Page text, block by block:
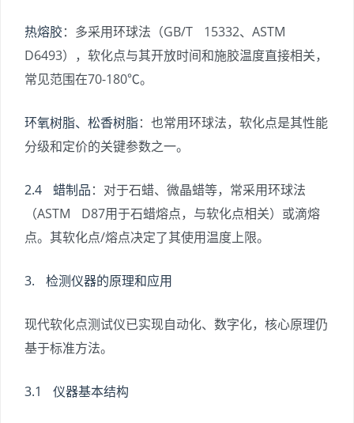
热熔胶：多采用环球法（GB/T 15332、ASTM
D6493），软化点与其开放时间和施胶温度直接相关，
常见范围在70-180℃。
环氧树脂、松香树脂：也常用环球法，软化点是其性能
分级和定价的关键参数之一。
2.4 蜡制品：对于石蜡、微晶蜡等，常采用环球法
（ASTM D87用于石蜡熔点，与软化点相关）或滴熔
点。其软化点/熔点决定了其使用温度上限。
3. 检测仪器的原理和应用
现代软化点测试仪已实现自动化、数字化，核心原理仍
基于标准方法。
3.1 仪器基本结构